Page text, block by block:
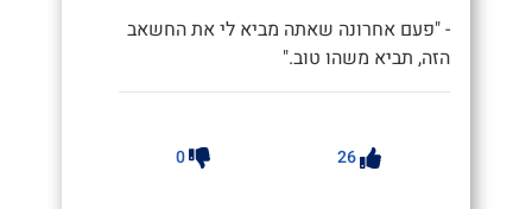
- "פעם אחרונה שאתה מביא לי את החשאב
הזה, תביא משהו טוב."
26
0